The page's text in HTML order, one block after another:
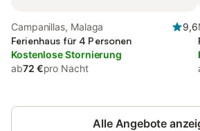
Campanillas, Malaga
9,6
Ferienhaus für 4 Personen
Kostenlose Stornierung
ab72 €pro Nacht
Alle Angebote